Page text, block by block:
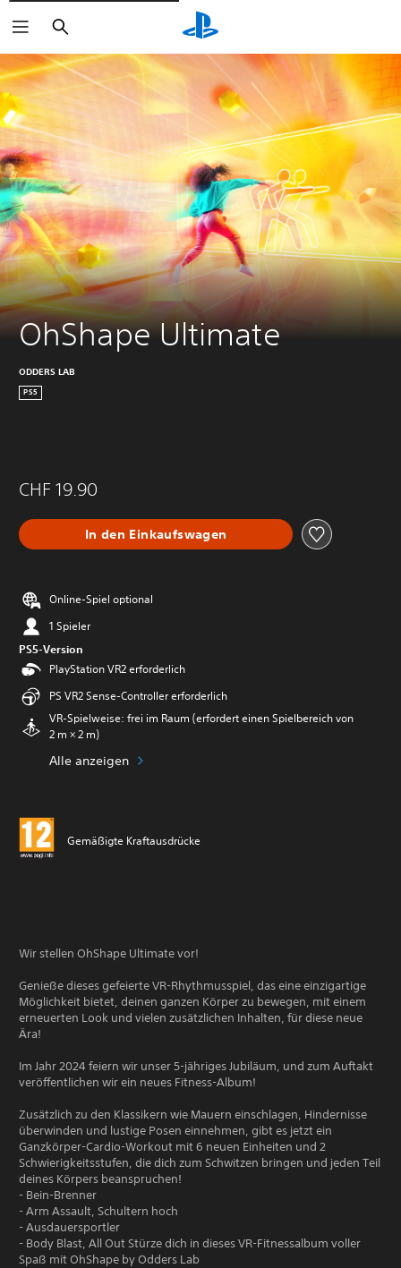
Suchen
OhShape Ultimate
ODDERS LAB
PS5
CHF 19.90
In den Einkaufswagen
Online-Spiel optional
1 Spieler
PS5-Version
PlayStation VR2 erforderlich
PS VR2 Sense-Controller erforderlich
VR-Spielweise: frei im Raum (erfordert einen Spielbereich von
2 m × 2 m)
Alle anzeigen
Gemäßigte Kraftausdrücke
Wir stellen OhShape Ultimate vor!
Genieße dieses gefeierte VR-Rhythmusspiel, das eine einzigartige
Möglichkeit bietet, deinen ganzen Körper zu bewegen, mit einem
erneuerten Look und vielen zusätzlichen Inhalten, für diese neue
Ära!
Im Jahr 2024 feiern wir unser 5-jähriges Jubiläum, und zum Auftakt
veröffentlichen wir ein neues Fitness-Album!
Zusätzlich zu den Klassikern wie Mauern einschlagen, Hindernisse
überwinden und lustige Posen einnehmen, gibt es jetzt ein
Ganzkörper-Cardio-Workout mit 6 neuen Einheiten und 2
Schwierigkeitsstufen, die dich zum Schwitzen bringen und jeden Teil
deines Körpers beanspruchen!
- Bein-Brenner
- Arm Assault, Schultern hoch
- Ausdauersportler
- Body Blast, All Out Stürze dich in dieses VR-Fitnessalbum voller
Spaß mit OhShape by Odders Lab